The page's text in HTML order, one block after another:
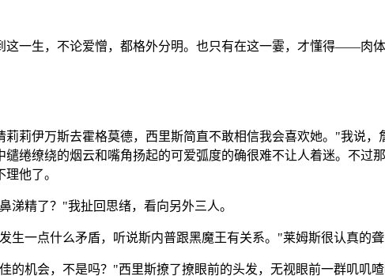
这一生，不论爱憎，都格外分明。也只有在这一霎，才懂得——肉
莉伊万斯去霍格莫德，西里斯简直不敢相信我会喜欢她。 "我说，
缱绻缭绕的烟云和嘴角扬起的可爱弧度的确很难不让人着迷。不
他了。
涕精了？ "我扯回思绪，看向另外三人。
生一点什么矛盾，听说斯内普跟黑魔王有关系。 "莱姆斯很认真的聋
的机会，不是吗？ "西里斯撩了撩眼前的头发，无视眼前一群叽叽